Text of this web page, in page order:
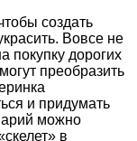
создать
Вовсе не
покупку дорогих
преобразить
и придумать
можно
в